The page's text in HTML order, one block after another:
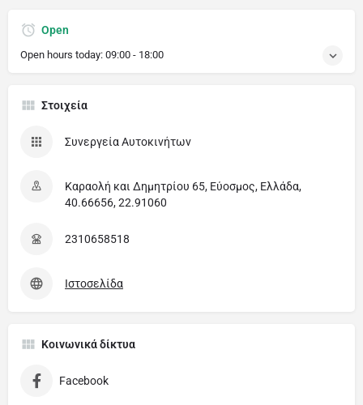
Open
Open hours today: 09:00 - 18:00
Στοιχεία
Συνεργεία Αυτοκινήτων
Καραολή και Δημητρίου 65, Εύοσμος, Ελλάδα,
40.66656, 22.91060
2310658518
Ιστοσελίδα
Κοινωνικά δίκτυα
Facebook